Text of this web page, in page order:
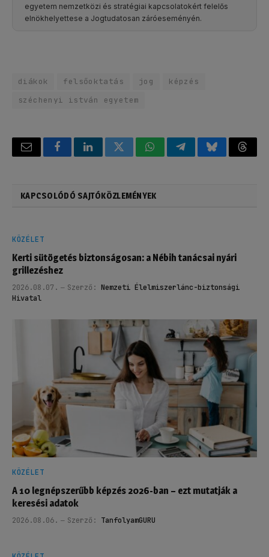
egyetem nemzetközi és stratégiai kapcsolatokért felelős
elnökhelyettese a Jogtudatosan záróeseményén.
diákok felsőoktatás jog
képzés
széchenyi istván egyetem
Email FacebookLinkedInTwitterWhatsAppTelegramBluesky
KAPCSOLÓDÓ SAJTÓKÖZLEMÉNYEK
KÖZÉLET
Kerti sütögetés biztonságosan: a Nébih tanácsai nyári
grillezéshez
2026.08.07. Szerző: Nemzeti Élelmiszerlánc-biztonsági
Hivatal
KÖZÉLET
A 10 legnépszerűbb képzés 2026-ban – ezt mutatják a
keresési adatok
2026.08.06. Szerző: TanfolyamGURU